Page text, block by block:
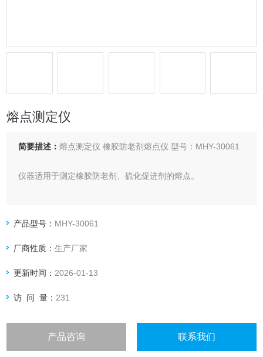
熔点测定仪
简要描述：熔点测定仪 橡胶防老剂熔点仪 型号：MHY-30061
仪器适用于测定橡胶防老剂、硫化促进剂的熔点。
产品型号： MHY-30061
厂商性质：生产厂家
更新时间： 2026-01-13
访 问 量： 231
产品咨询 联系我们